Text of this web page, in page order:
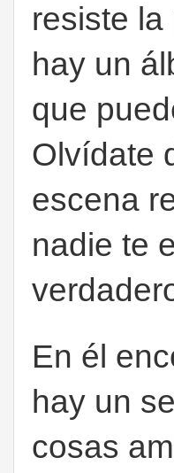
resiste
hay un
que
Olvídate
escena
nadie te
En él
hay un
cosas